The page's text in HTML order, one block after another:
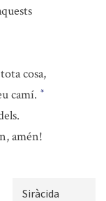
cosa,
camí. *
amén!
Siràcida